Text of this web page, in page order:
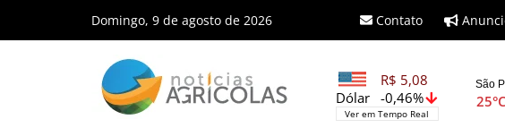
Domingo, 9 de agosto de 2026 Contato
R$ 5,08
-0,46%
Dólar
Ver em Tempo Real
25°C